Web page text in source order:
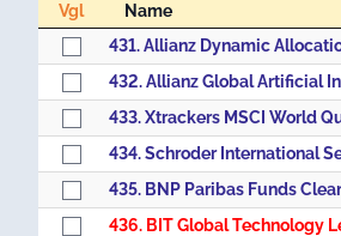
Vgl Name
Vgl
Name
431. Allianz Dynamic
432. Allianz Global Artificial
433. Xtrackers MSCI World
436. BIT Global Technology